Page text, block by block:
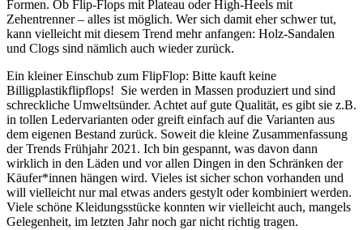
Formen. Ob Flip-Flops mit Plateau oder High-Heels mit
Zehentrenner – alles ist möglich. Wer sich damit eher schwer tut,
kann vielleicht mit diesem Trend mehr anfangen: Holz-Sandalen
und Clogs sind nämlich auch wieder zurück.
Ein kleiner Einschub zum FlipFlop: Bitte kauft keine
Billigplastikflipflops! Sie werden in Massen produziert und sind
schreckliche Umweltsünder. Achtet auf gute Qualität, es gibt sie z.B.
in tollen Ledervarianten oder greift einfach auf die Varianten aus
dem eigenen Bestand zurück. Soweit die kleine Zusammenfassung
der Trends Frühjahr 2021. Ich bin gespannt, was davon dann
wirklich in den Läden und vor allen Dingen in den Schränken der
Käufer*innen hängen wird. Vieles ist sicher schon vorhanden und
will vielleicht nur mal etwas anders gestylt oder kombiniert werden.
Viele schöne Kleidungsstücke konnten wir vielleicht auch, mangels
Gelegenheit, im letzten Jahr noch gar nicht richtig tragen.